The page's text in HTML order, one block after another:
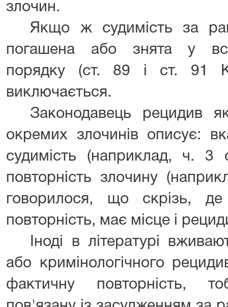
злочин.
Якщо ж судимість за
погашена або знята у
порядку (ст. 89 і ст. 91
виключається.
Законодавець рецидив
окремих злочинів описує:
судимість (наприклад, ч. 3
повторність злочину
говорилося, що скрізь,
повторність, має місце і
Іноді в літературі
або кримінологічного
фактичну повторність,